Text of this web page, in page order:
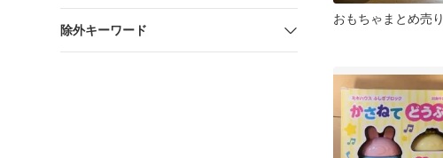
除外キーワード
おもちゃまとめ売り